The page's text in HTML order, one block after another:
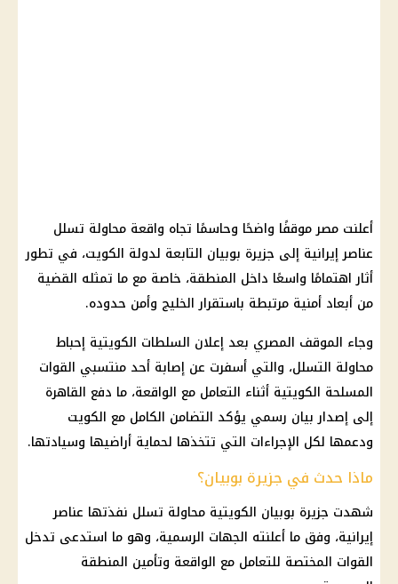
أعلنت مصر موقفًا واضحًا وحاسمًا تجاه واقعة محاولة تسلل
عناصر إيرانية إلى جزيرة بوبيان التابعة لدولة الكويت، في تطور
أثار اهتمامًا واسعًا داخل المنطقة، خاصة مع ما تمثله القضية
من أبعاد أمنية مرتبطة باستقرار الخليج وأمن حدوده.
وجاء الموقف المصري بعد إعلان السلطات الكويتية إحباط
محاولة التسلل، والتي أسفرت عن إصابة أحد منتسبي القوات
المسلحة الكويتية أثناء التعامل مع الواقعة، ما دفع القاهرة
إلى إصدار بيان رسمي يؤكد التضامن الكامل مع الكويت
ودعمها لكل الإجراءات التي تتخذها لحماية أراضيها وسيادتها.
ماذا حدث في جزيرة بوبيان؟
شهدت جزيرة بوبيان الكويتية محاولة تسلل نفذتها عناصر
إيرانية، وفق ما أعلنته الجهات الرسمية، وهو ما استدعى تدخل
القوات المختصة للتعامل مع الواقعة وتأمين المنطقة